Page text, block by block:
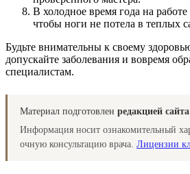
В холодное время года на
чтобы ноги не потела в теплых
Будьте внимательны к своему
допускайте заболевания и вовремя
специалистам.
Материал подготовлен редакцией сайта
Информация носит ознакомительный
очную консультацию врача. Лицензии